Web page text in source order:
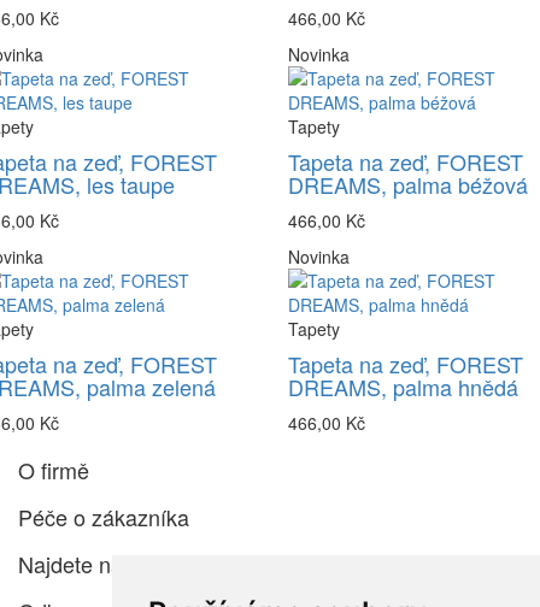
Kč
466,00 Kč
na zeď, FOREST
les taupe
Kč
Novinka
Tapety
Tapeta na zeď, FOREST
DREAMS, palma béžová
466,00 Kč
na zeď, FOREST
palma zelená
Kč
Novinka
Tapety
Tapeta na zeď, FOREST
DREAMS, palma hnědá
466,00 Kč
O firmě
Péče o zákazníka
Najdete nás